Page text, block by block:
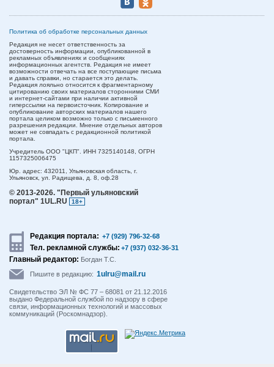
Политика об обработке персональных данных
Редакция не несет ответственность за
достоверность информации, опубликованной в
рекламных объявлениях и сообщениях
информационных агентств. Редакция не имеет
возможности отвечать на все поступающие письма
и давать справки, но старается это делать.
Редакция лояльно относится к фрагментарному
цитированию своих материалов сторонними СМИ
и интернет-сайтами при наличии активной
гиперссылки на первоисточник. Копирование и
опубликование авторских материалов нашего
портала целиком возможно только с письменного
разрешения редакции. Мнение отдельных авторов
может не совпадать с редакционной политикой
портала.
Учредитель ООО "ЦКП". ИНН 7325140148, ОГРН
1157325006475
Юр. адрес: 432011, Ульяновская область, г.
Ульяновск, ул. Радищева, д. 8, оф.28
© 2013-2026. "Первый ульяновский
портал" 1UL.RU
18+
Редакция портала: +7 (929) 796-32-68
Тел. рекламной службы: +7 (937) 032-36-31
Главный редактор: Богдан Т.С.
Пишите в редакцию: 1ulru@mail.ru
Свидетельство ЭЛ № ФС 77 – 68081 от 21.12.2016
выдано Федеральной службой по надзору в сфере
связи, информационных технологий и массовых
коммуникаций (Роскомнадзор).